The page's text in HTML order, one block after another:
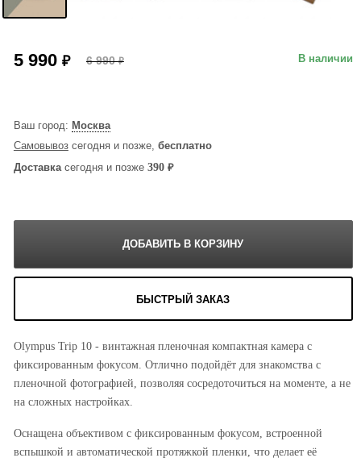
В наличии
5 990 ₽ 6 990₽
Ваш город: Москва
Самовывозсегодня и позже, бесплатно
Доставкасегодня и позже 390 ₽
БЫСТРЫЙ ЗАКАЗ
Olympus Trip 10 - винтажная пленочная компактная камера с
фиксированным фокусом. Отлично подойдёт для знакомства с
пленочной фотографией, позволяя сосредоточиться на моменте, а не
на сложных настройках.
Оснащена объективом с фиксированным фокусом, встроенной
вспышкой и автоматической протяжкой пленки, что делает её